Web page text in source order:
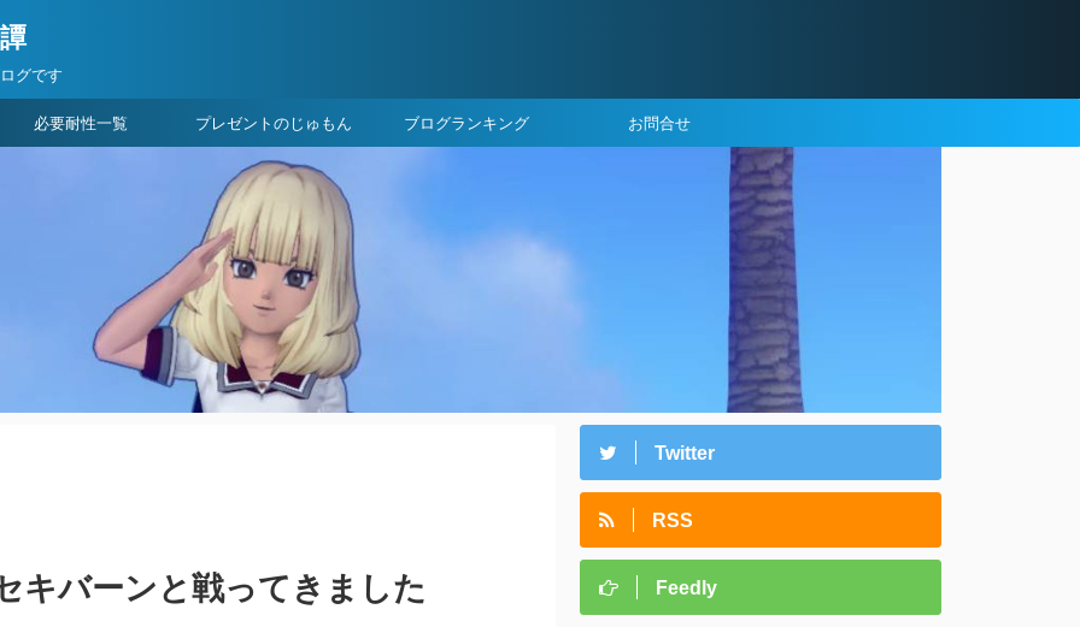
グです
必要耐性一覧 プレゼントのじゅもん ブログランキング お問合せ
キバーンと戦ってきました
Twitter
RSS
Feedly